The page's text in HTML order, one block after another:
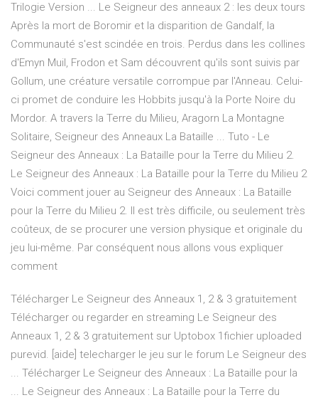
Trilogie Version ... Le Seigneur des anneaux 2 : les deux tours
Après la mort de Boromir et la disparition de Gandalf, la
Communauté s'est scindée en trois. Perdus dans les collines
d'Emyn Muil, Frodon et Sam découvrent qu'ils sont suivis par
Gollum, une créature versatile corrompue par l'Anneau. Celui-
ci promet de conduire les Hobbits jusqu'à la Porte Noire du
Mordor. A travers la Terre du Milieu, Aragorn La Montagne
Solitaire, Seigneur des Anneaux La Bataille ... Tuto - Le
Seigneur des Anneaux : La Bataille pour la Terre du Milieu 2.
Le Seigneur des Anneaux : La Bataille pour la Terre du Milieu 2
Voici comment jouer au Seigneur des Anneaux : La Bataille
pour la Terre du Milieu 2. Il est très difficile, ou seulement très
coûteux, de se procurer une version physique et originale du
jeu lui-même. Par conséquent nous allons vous expliquer
comment
Télécharger Le Seigneur des Anneaux 1, 2 & 3 gratuitement
Télécharger ou regarder en streaming Le Seigneur des
Anneaux 1, 2 & 3 gratuitement sur Uptobox 1fichier uploaded
purevid. [aide] telecharger le jeu sur le forum Le Seigneur des
... Télécharger Le Seigneur des Anneaux : La Bataille pour la
... Le Seigneur des Anneaux : La Bataille pour la Terre du